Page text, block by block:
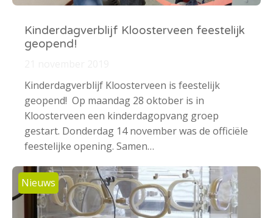
Kinderdagverblijf Kloosterveen feestelijk
geopend!
Kinderdagverblijf Kloosterveen is feestelijk
geopend! Op maandag 28 oktober is in
Kloosterveen een kinderdagopvang groep
gestart. Donderdag 14 november was de officiële
feestelijke opening. Samen…
Nieuws